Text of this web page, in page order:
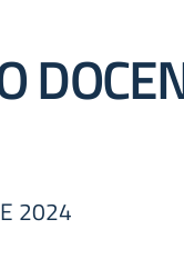
2024